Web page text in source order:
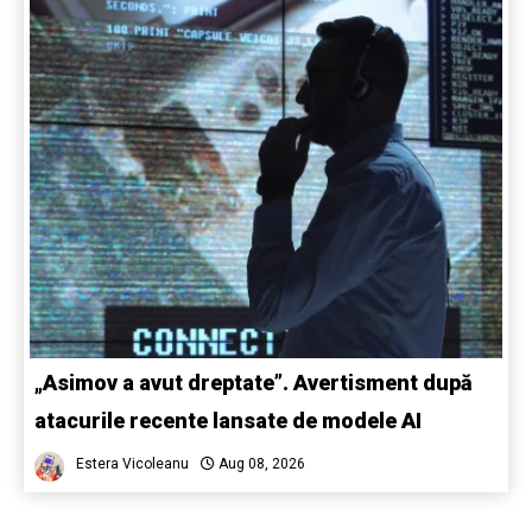
„Asimov a avut dreptate”. Avertisment după
atacurile recente lansate de modele AI
Estera Vicoleanu Aug 08, 2026